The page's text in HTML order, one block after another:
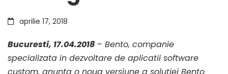
pana
la
aprilie 17, 2018
Bucuresti, 17.04.2018 – Bento, companie
specializata in dezvoltare de aplicatii software